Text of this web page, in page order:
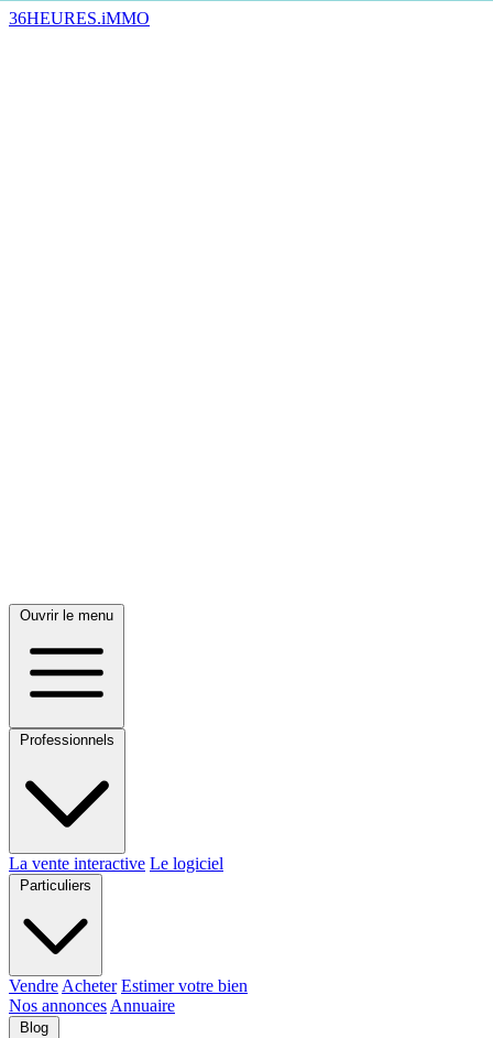
36HEURES.iMMO
Ouvrir le menu
Professionnels
La vente interactive Le logiciel
Particuliers
Vendre Acheter Estimer votre bien
Nos annonces Annuaire
Blog